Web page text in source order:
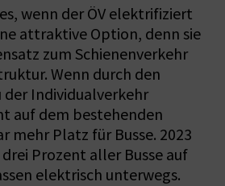
wenn der ÖV elektrifiziert
attraktive Option, denn sie
zum Schienenverkehr
Wenn durch den
der Individualverkehr
auf dem bestehenden
mehr Platz für Busse. 2023
Prozent aller Busse auf
elektrisch unterwegs.